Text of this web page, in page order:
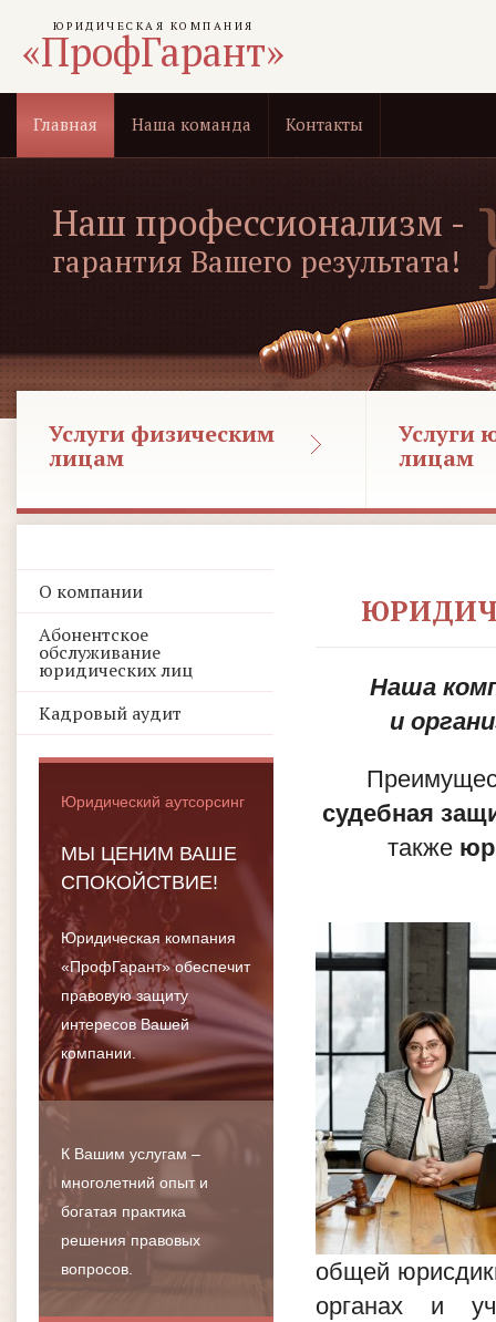
ЮРИДИЧЕСКАЯ КОМПАНИЯ
«ПрофГарант»
Главная Наша команда Контакты
Наш профессионализм -
гарантия Вашего результата!
Услуги физическим
лицам
Услуги
лицам
О компании
Абонентское
обслуживание
юридических лиц
Кадровый аудит
Юридический аутсорсинг
МЫ ЦЕНИМ ВАШЕ
СПОКОЙСТВИЕ!
Юридическая компания
«ПрофГарант» обеспечит
правовую защиту
интересов Вашей
компании.
К Вашим услугам –
многолетний опыт и
богатая практика
решения правовых
вопросов.
Наша
и
судебная
также
общей
органах и